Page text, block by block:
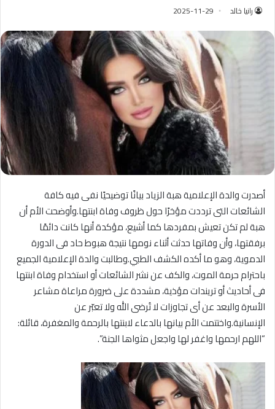
رانيا خالد 2025-11-29
أصدرت والدة الإعلامية هبة الزياد بيانًا توضيحيًا نفى فيه كافة
الشائعات التى ترددت مؤخرًا حول ظروف وفاة ابنتها.وأوضحت الأم أن
هبة لم تكن تعيش بمفردها كما أشيع، مؤكدة أنها كانت دائمًا
برفقتها، وأن وفاتها حدثت أثناء نومها نتيجة هبوط حاد فى الدورة
الدموية، وهو ما أكده الكشف الطبي.وطالبت والدة الإعلامية الجميع
باحترام حرمة الموت، والكف عن نشر الشائعات أو استخدام وفاة ابنتها
فى أحاديث أو تريندات مؤذية، مشددة على ضرورة مراعاة مشاعر
الأسرة والبعد عن أى تجاوزات لا تُرضى الله ولا تعبّر عن
الإنسانية.واختتمت الأم بيانها بالدعاء لابنتها بالرحمة والمغفرة، قائلة:
“اللهم ارحمها واغفر لها واجعل مثواها الجنة”.